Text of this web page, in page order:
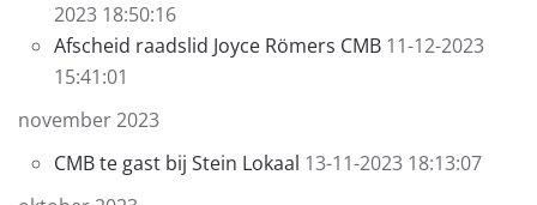
2023 18:50:16
Afscheid raadslid Joyce Römers CMB 11-12-2023
15:41:01
november 2023
CMB te gast bij Stein Lokaal 13-11-2023 18:13:07